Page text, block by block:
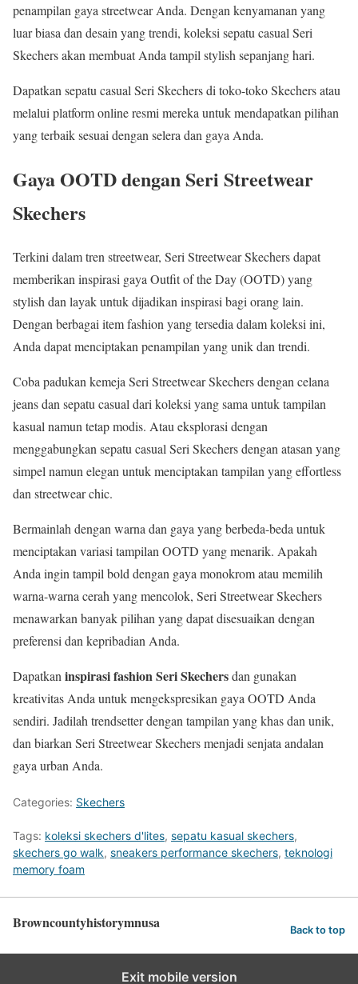
penampilan gaya streetwear Anda. Dengan kenyamanan yang
luar biasa dan desain yang trendi, koleksi sepatu casual Seri
Skechers akan membuat Anda tampil stylish sepanjang hari.
Dapatkan sepatu casual Seri Skechers di toko-toko Skechers atau
melalui platform online resmi mereka untuk mendapatkan pilihan
yang terbaik sesuai dengan selera dan gaya Anda.
Gaya OOTD dengan Seri Streetwear
Skechers
Terkini dalam tren streetwear, Seri Streetwear Skechers dapat
memberikan inspirasi gaya Outfit of the Day (OOTD) yang
stylish dan layak untuk dijadikan inspirasi bagi orang lain.
Dengan berbagai item fashion yang tersedia dalam koleksi ini,
Anda dapat menciptakan penampilan yang unik dan trendi.
Coba padukan kemeja Seri Streetwear Skechers dengan celana
jeans dan sepatu casual dari koleksi yang sama untuk tampilan
kasual namun tetap modis. Atau eksplorasi dengan
menggabungkan sepatu casual Seri Skechers dengan atasan yang
simpel namun elegan untuk menciptakan tampilan yang effortless
dan streetwear chic.
Bermainlah dengan warna dan gaya yang berbeda-beda untuk
menciptakan variasi tampilan OOTD yang menarik. Apakah
Anda ingin tampil bold dengan gaya monokrom atau memilih
warna-warna cerah yang mencolok, Seri Streetwear Skechers
menawarkan banyak pilihan yang dapat disesuaikan dengan
preferensi dan kepribadian Anda.
Dapatkan inspirasi fashion Seri Skechersdan gunakan
kreativitas Anda untuk mengekspresikan gaya OOTD Anda
sendiri. Jadilah trendsetter dengan tampilan yang khas dan unik,
dan biarkan Seri Streetwear Skechers menjadi senjata andalan
gaya urban Anda.
Categories: Skechers
Tags: koleksi skechers d'lites, sepatu kasual skechers,
skechers go walk, sneakers performance skechers, teknologi
memory foam
Browncountyhistorymnusa Back to top
Exit mobile version